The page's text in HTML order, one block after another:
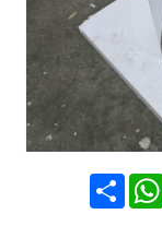
分
享